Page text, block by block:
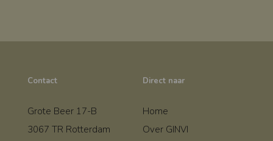
Contact
Grote Beer 17-B
3067 TR Rotterdam
Direct naar
Home
Over GINVI